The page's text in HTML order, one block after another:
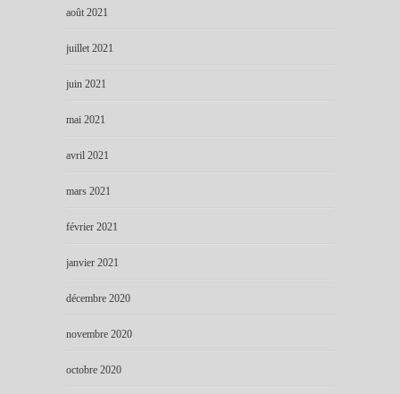
août 2021
juillet 2021
juin 2021
mai 2021
avril 2021
mars 2021
février 2021
janvier 2021
décembre 2020
novembre 2020
octobre 2020